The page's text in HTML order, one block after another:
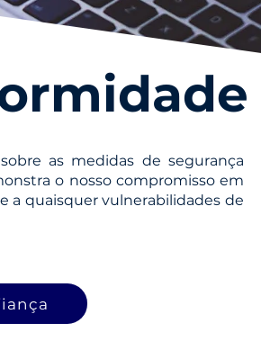
as medidas de segurança
o nosso compromisso em
a quaisquer vulnerabilidades de